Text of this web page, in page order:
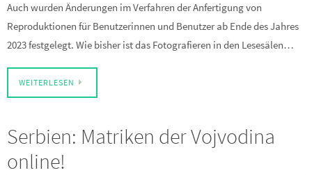
Auch wurden Änderungen im Verfahren der Anfertigung von
Reproduktionen für Benutzerinnen und Benutzer ab Ende des Jahres
2023 festgelegt. Wie bisher ist das Fotografieren in den Lesesälen…
WEITERLESEN
Serbien: Matriken der Vojvodina
online!